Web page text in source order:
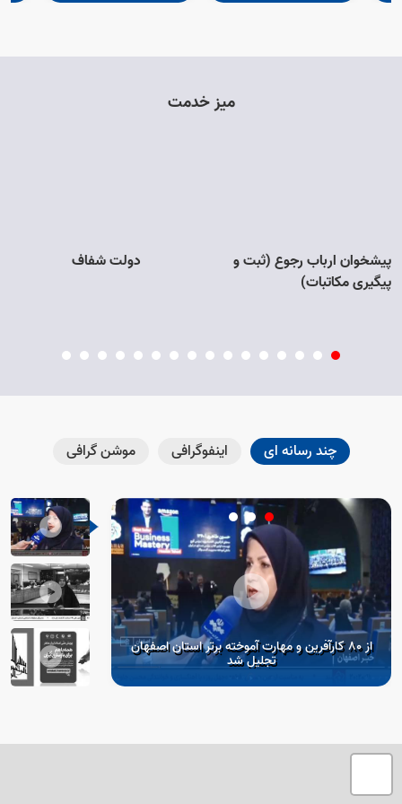
میز خدمت
پیشخوان ارباب رجوع (ثبت و
پیگیری مکاتبات)
دولت شفاف
چند رسانه ای اینفوگرافی موشن گرافی
از 80 کارآفرین و مهارت آموخته برتر استان اصفهان
تجلیل شد تصمیم در خصوص